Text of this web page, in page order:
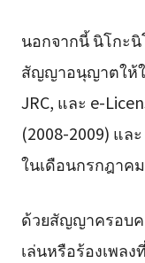
นอกจากนี้ นิโกะนิ
สัญญาอนุญาตให้ใ
JRC, และ e-
(2008-2009) แล
ในเดือนกรกฎาค
ด้วยสัญญาครอบ
เล่นหรือร้องเพลง